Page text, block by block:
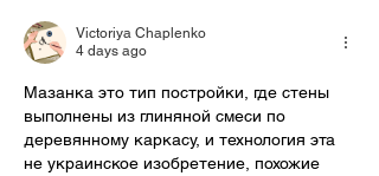
Victoriya Chaplenko
4 days ago
Мазанка это тип постройки, где стены
выполнены из глиняной смеси по
деревянному каркасу, и технология эта
не украинское изобретение, похожие